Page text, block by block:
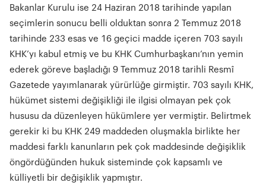
Bakanlar Kurulu ise 24 Haziran 2018 tarihinde yapılan
seçimlerin sonucu belli olduktan sonra 2 Temmuz 2018
tarihinde 233 esas ve 16 geçici madde içeren 703 sayılı
KHK’yı kabul etmiş ve bu KHK Cumhurbaşkanı’nın yemin
ederek göreve başladığı 9 Temmuz 2018 tarihli Resmî
Gazetede yayımlanarak yürürlüğe girmiştir. 703 sayılı KHK,
hükümet sistemi değişikliği ile ilgisi olmayan pek çok
hususu da düzenleyen hükümlere yer vermiştir. Belirtmek
gerekir ki bu KHK 249 maddeden oluşmakla birlikte her
maddesi farklı kanunların pek çok maddesinde değişiklik
öngördüğünden hukuk sisteminde çok kapsamlı ve
külliyetli bir değişiklik yapmıştır.